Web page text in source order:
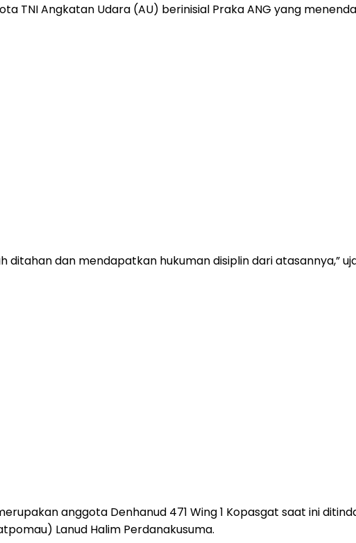
TNI Angkatan Udara (AU) berinisial Praka ANG yang
ditahan dan mendapatkan hukuman disiplin dari atasannya,”
anggota Denhanud 471 Wing 1 Kopasgat saat ini
Lanud Halim Perdanakusuma.